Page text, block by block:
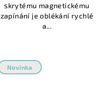
skrytému magnetickému
zapínání je oblékání rychlé
a...
Novinka